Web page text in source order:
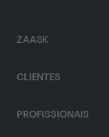
ZAASK
CLIENTES
PROFISSIONAIS